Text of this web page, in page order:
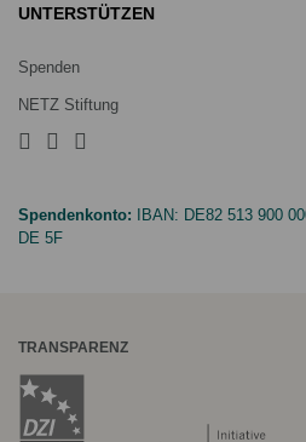
UNTERSTÜTZEN
Spenden
NETZ Stiftung
Spendenkonto: IBAN: DE82 513 900
DE 5F
TRANSPARENZ